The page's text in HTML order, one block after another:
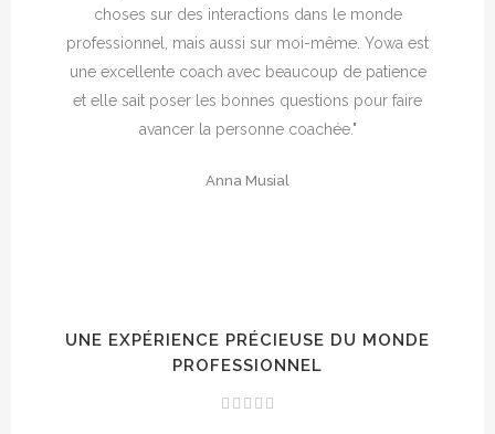
choses sur des interactions dans le monde
professionnel, mais aussi sur moi-même. Yowa est
une excellente coach avec beaucoup de patience
et elle sait poser les bonnes questions pour faire
avancer la personne coachée."
Anna Musial
UNE EXPÉRIENCE PRÉCIEUSE DU MONDE
PROFESSIONNEL